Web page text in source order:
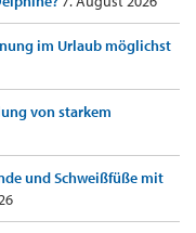
im Urlaub möglichst
von starkem
und Schweißfüße mit